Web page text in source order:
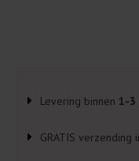
Levering binnen 1-3
GRATIS verzending